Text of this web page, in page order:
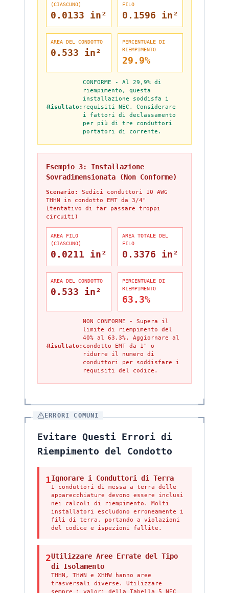
(CIASCUNO)
0.0133 in²
FILO
0.1596 in²
AREA DEL CONDOTTO
0.533 in²
PERCENTUALE DI
RIEMPIMENTO
29.9%
Risultato:
CONFORME - Al 29,9% di
riempimento, questa
installazione soddisfa i
requisiti NEC. Considerare
i fattori di declassamento
per più di tre conduttori
portatori di corrente.
Esempio 3: Installazione
Sovradimensionata (Non Conforme)
Scenario:
Sedici conduttori 10 AWG
THHN in condotto EMT da 3/4"
(tentativo di far passare troppi
circuiti)
AREA FILO
(CIASCUNO)
0.0211 in²
AREA TOTALE DEL
FILO
0.3376 in²
AREA DEL CONDOTTO
0.533 in²
PERCENTUALE DI
RIEMPIMENTO
63.3%
Risultato:
NON CONFORME - Supera il
limite di riempimento del
40% al 63,3%. Aggiornare al
condotto EMT da 1" o
ridurre il numero di
conduttori per soddisfare i
requisiti del codice.
ERRORI COMUNI
Evitare Questi Errori di
Riempimento del Condotto
1Ignorare i Conduttori di Terra
I conduttori di messa a terra delle
apparecchiature devono essere inclusi
nei calcoli di riempimento. Molti
installatori escludono erroneamente i
fili di terra, portando a violazioni
del codice e ispezioni fallite.
2Utilizzare Aree Errate del Tipo
di Isolamento
THHN, THWN e XHHW hanno aree
trasversali diverse. Utilizzare